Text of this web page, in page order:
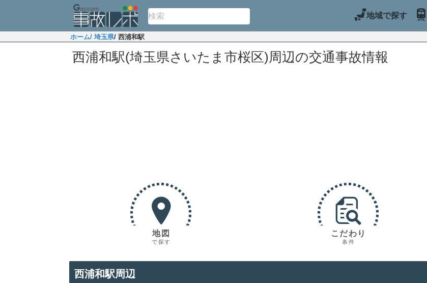
地域で探す
ホーム/ 埼玉県/ 西浦和駅
西浦和駅(埼玉県さいたま市桜区)周辺の交通事故情報
地図
で探す
こだわり
条件
西浦和駅周辺